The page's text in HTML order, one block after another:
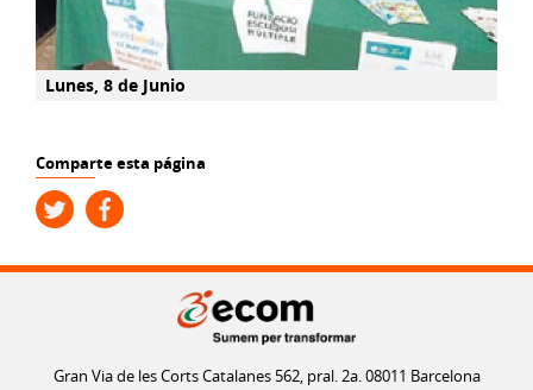
Lunes, 8 de Junio
Comparte esta página
Gran Via de les Corts Catalanes 562, pral. 2a. 08011 Barcelona